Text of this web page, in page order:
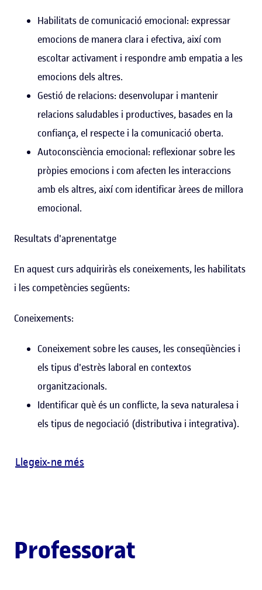
Habilitats de comunicació emocional: expressar
emocions de manera clara i efectiva, així com
escoltar activament i respondre amb empatia a les
emocions dels altres.
Gestió de relacions: desenvolupar i mantenir
relacions saludables i productives, basades en la
confiança, el respecte i la comunicació oberta.
Autoconsciència emocional: reflexionar sobre les
pròpies emocions i com afecten les interaccions
amb els altres, així com identificar àrees de millora
emocional.
Resultats d'aprenentatge
En aquest curs adquiriràs els coneixements, les habilitats
i les competències següents:
Coneixements:
Coneixement sobre les causes, les conseqüències i
els tipus d'estrès laboral en contextos
organitzacionals.
Identificar què és un conflicte, la seva naturalesa i
els tipus de negociació (distributiva i integrativa).
Llegeix-ne més
Professorat